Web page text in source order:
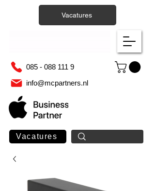
085 - 088 111 9
info@mcpartners.nl
Vacatures
Vacatures